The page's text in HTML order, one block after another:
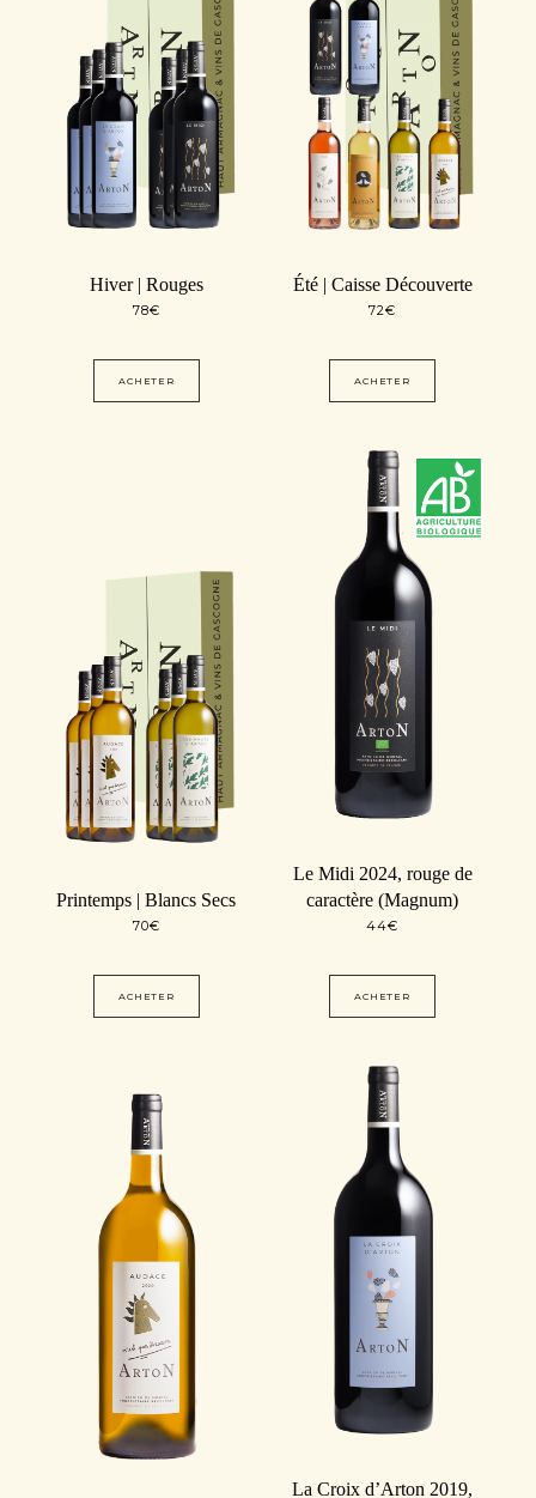
Hiver | Rouges
78€
ACHETER
Été | Caisse Découverte
72€
ACHETER
Printemps | Blancs Secs
70€
ACHETER
Le Midi 2024, rouge de
caractère (Magnum)
44€
ACHETER
La Croix d’Arton 2019,